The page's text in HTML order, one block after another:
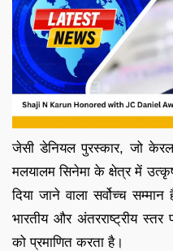
जेसी डेनियल पुरस्कार, जो केरल
मलयालम सिनेमा के क्षेत्र में
दिया जाने वाला सर्वोच्च
भारतीय और अंतरराष्ट्रीय
को प्रमाणित करता है।